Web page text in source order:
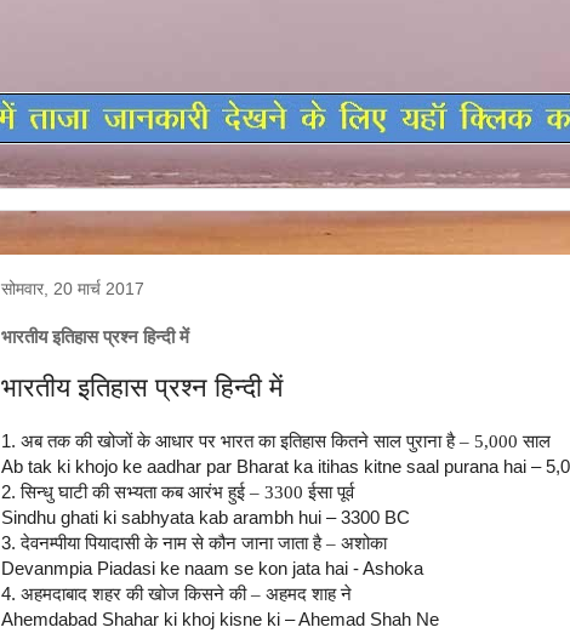
सोमवार, 20 मार्च 2017
भारतीय इतिहास प्रश्न हिन्दी में
भारतीय इतिहास प्रश्न हिन्दी में
1. अब तक की खोजों के आधार पर भारत का इतिहास कितने साल पुराना है – 5,000 साल
Ab tak ki khojo ke aadhar par Bharat ka itihas kitne saal purana hai –
2.सिन्धु घाटी की सभ्यता कब आरंभ हुई – 3300 ईसा पूर्व
Sindhu ghati ki sabhyata kab arambh hui – 3300 BC
3.देवनम्पीया पियादासी के नाम से कौन जाना जाता है – अशोका
Devanmpia Piadasi ke naam se kon jata hai - Ashoka
4. अहमदाबाद शहर की खोज किसने की – अहमद शाह ने
Ahemdabad Shahar ki khoj kisne ki – Ahemad Shah Ne